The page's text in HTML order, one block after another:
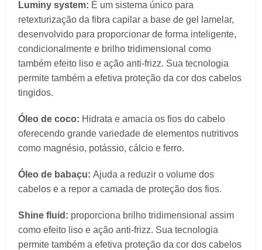
Luminy system: É um sistema único para
retexturização da fibra capilar a base de gel lamelar,
desenvolvido para proporcionar de forma inteligente,
condicionalmente e brilho tridimensional como
também efeito liso e ação anti-frizz. Sua tecnologia
permite também a efetiva proteção da cor dos cabelos
tingidos.
Óleo de coco: Hidrata e amacia os fios do cabelo
oferecendo grande variedade de elementos nutritivos
como magnésio, potássio, cálcio e ferro.
Óleo de babaçu: Ajuda a reduzir o volume dos
cabelos e a repor a camada de proteção dos fios.
Shine fluid: proporciona brilho tridimensional assim
como efeito liso e ação anti-frizz. Sua tecnologia
permite também a efetiva proteção da cor dos cabelos